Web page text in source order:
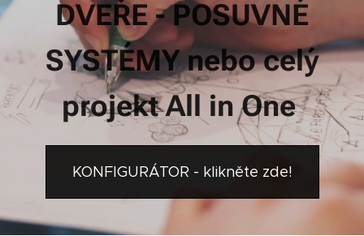
DVEŘE - POSUVNÉ
SYSTÉMY nebo celý
projekt All in One
KONFIGURÁTOR - klikněte zde!